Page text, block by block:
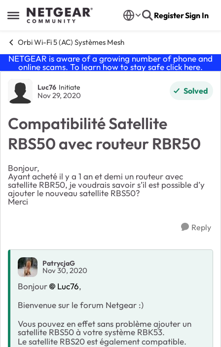
Open Side Menu
Skip to content RegisterSign In
Orbi Wi-Fi 5 (AC) Systèmes Mesh
NETGEAR is aware of a growing number of phone and
online scams. To learn how to stay safe click here.
Forum Discussion
Luc76 Initiate
Nov 29, 2020 Solved
Compatibilité Satellite
RBS50 avec routeur RBR50
Bonjour,
Ayant acheté il y a 1 an et demi un routeur avec
satellite RBR50, je voudrais savoir s’il est possible d’y
ajouter le nouveau satellite RBS50?
Merci
Reply
PatrycjaG
Nov 30, 2020
Bonjour Luc76,
Bienvenue sur le forum Netgear :)
Vous pouvez en effet sans problème ajouter un
satellite RBS50 à votre système RBK53.
Le satellite RBS20 est également compatible.